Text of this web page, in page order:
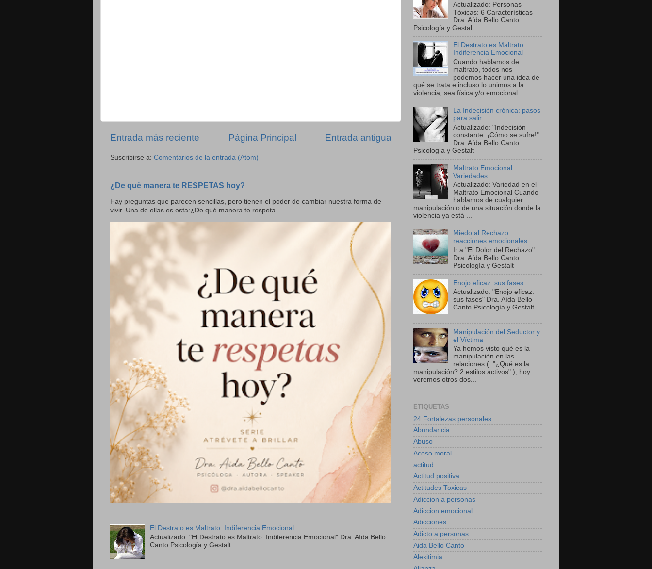
Entrada más reciente Entrada antigua
Página Principal
Suscribirse a: Comentarios de la entrada (Atom)
¿De què manera te RESPETAS hoy?
Hay preguntas que parecen sencillas, pero tienen el poder de cambiar nuestra forma de
vivir. Una de ellas es esta:¿De qué manera te respeta...
El Destrato es Maltrato: Indiferencia Emocional
Actualizado: "El Destrato es Maltrato: Indiferencia Emocional" Dra. Aída Bello
Canto Psicología y Gestalt
Actualizado: Personas
Tóxicas: 6 Características
Dra. Aída Bello Canto
Psicología y Gestalt
El Destrato es Maltrato:
Indiferencia Emocional
Cuando hablamos de
maltrato, todos nos
podemos hacer una idea de
qué se trata e incluso lo unimos a la
violencia, sea física y/o emocional...
La Indecisión crónica: pasos
para salir.
Actualizado: "Indecisión
constante. ¡Cómo se sufre!"
Dra. Aída Bello Canto
Psicología y Gestalt
Maltrato Emocional:
Variedades
Actualizado: Variedad en el
Maltrato Emocional Cuando
hablamos de cualquier
manipulación o de una situación donde la
violencia ya está ...
Miedo al Rechazo:
reacciones emocionales.
Ir a "El Dolor del Rechazo"
Dra. Aída Bello Canto
Psicología y Gestalt
Enojo eficaz: sus fases
Actualizado: "Enojo eficaz:
sus fases" Dra. Aída Bello
Canto Psicología y Gestalt
Manipulación del Seductor y
el Víctima
Ya hemos visto qué es la
manipulación en las
relaciones ( "¿Qué es la
manipulación? 2 estilos activos" ); hoy
veremos otros dos...
ETIQUETAS
24 Fortalezas personales
Abundancia
Abuso
Acoso moral
actitud
Actitud positiva
Actitudes Toxicas
Adiccion a personas
Adiccion emocional
Adicciones
Adicto a personas
Aida Bello Canto
Alexitimia